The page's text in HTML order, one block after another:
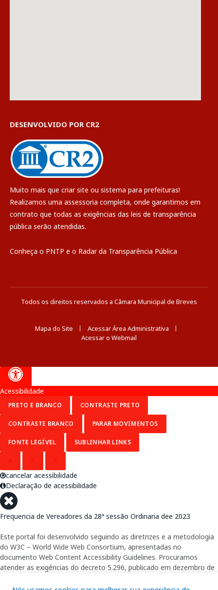
DESENVOLVIDO POR CR2
Muito mais que criar site ou sistema para prefeituras!
Realizamos uma assessoria completa, onde garantimos em
contrato que todas as exigências das leis de transparência
pública serão atendidas.
Conheça o PNTP e o Radar da Transparência Pública
Todos os direitos reservados a Câmara Municipal de Breves
Mapa do Site
Acessar Área Administrativa
Acessar o Webmail
Acessibilidade
PRETO E BRANCO CONTRASTE PRETO
CONTRASTE BRANCO PARAR MOVIMENTOS
FONTE LEGÍVEL SUBLINHAR LINKS
cancelar acessibilidade
Declaração de acessibilidade
Frequencia de Vereadores da 28ª sessão Ordinaria dee 2023
Este portal foi desenvolvido seguindo as diretrizes e a metodologia
do W3C – World Wide Web Consortium, apresentadas no
documento Web Content Accessibility Guidelines. Procuramos
atender as exigências do decreto 5.296, publicado em dezembro de
eletrônicos da administração pública na rede mundial de